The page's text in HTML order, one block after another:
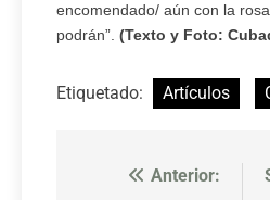
encomendado/ aún con la
podrán”. (Texto y Foto:
Etiquetado: Artículos
Navegación
Anterior: